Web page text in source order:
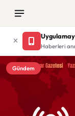
Haberleri
Gündem